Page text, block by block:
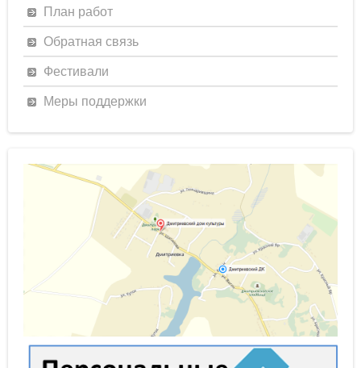
План работ
Обратная связь
Фестивали
Меры поддержки